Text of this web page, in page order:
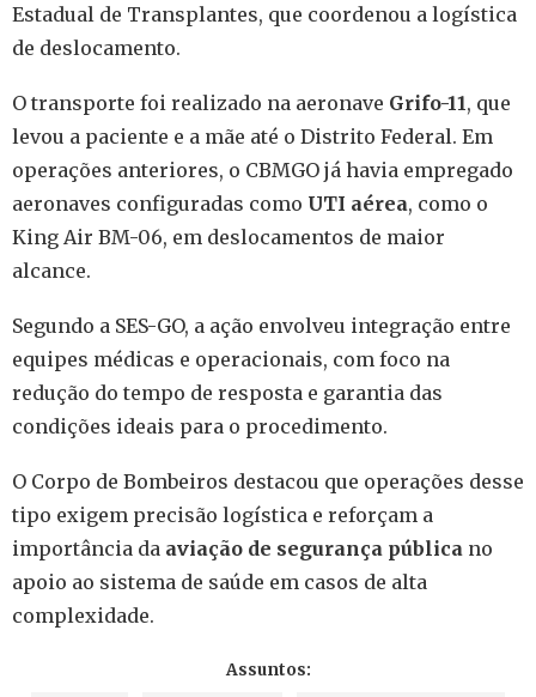
Estadual de Transplantes, que coordenou a logística
de deslocamento.
O transporte foi realizado na aeronave Grifo-11, que
levou a paciente e a mãe até o Distrito Federal. Em
operações anteriores, o CBMGO já havia empregado
aeronaves configuradas como UTI aérea, como o
King Air BM-06, em deslocamentos de maior
alcance.
Segundo a SES-GO, a ação envolveu integração entre
equipes médicas e operacionais, com foco na
redução do tempo de resposta e garantia das
condições ideais para o procedimento.
O Corpo de Bombeiros destacou que operações desse
tipo exigem precisão logística e reforçam a
importância da aviação de segurança pública no
apoio ao sistema de saúde em casos de alta
complexidade.
Assuntos: